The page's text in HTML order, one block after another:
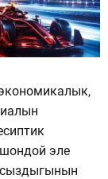
эле